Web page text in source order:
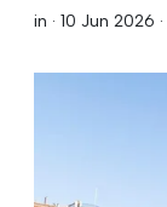
in · 10 Jun 2026 ·